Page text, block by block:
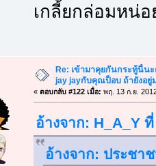
เกลี้ยกล่อมหน่
Re: เข้ามาคุยกันกระทู้นี้น
jay jayกับคุณป็อบ ถ้ายังอยู่
« ตอบกลับ #122 เมื่อ: พฤ. 13 ก.ย.
อ้างจาก: H_A_Y
อ้างจาก: ประชา